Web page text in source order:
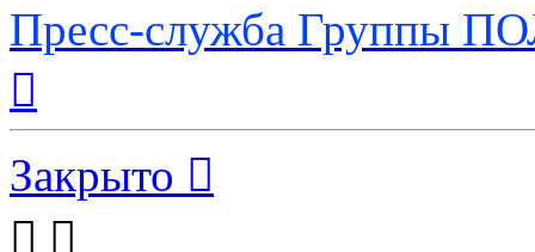
Пресс-служба Группы
началу
Закрыто